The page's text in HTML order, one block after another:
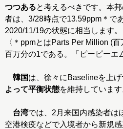
つつあると考えるべきです。本
者は、3/28時点で13.59ppm＊であ
2020/11/19の状態に相当します。
〈＊ppmとはParts Per Million (百
百万分の1である。「ピーピーエ
韓国は、徐々にBaselineを上げ
よって平衡状態を維持しています
台湾では、2月来国内感染者は
空港検疫などで入境者から新規